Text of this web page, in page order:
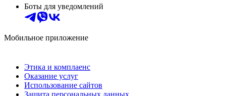
Боты для уведомлений
Мобильное приложение
Этика и комплаенс
Оказание услуг
Использование сайтов